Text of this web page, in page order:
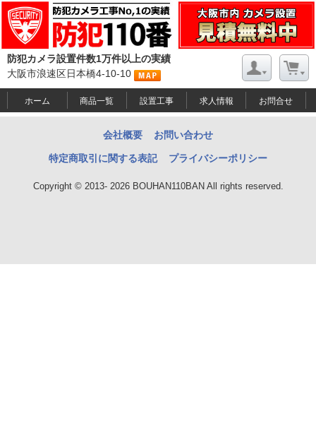
防犯カメラ設置件数1万件以上の実績
大阪市浪速区日本橋4-10-10
ホーム 商品一覧 設置工事 求人情報 お問合せ
会社概要 お問い合わせ
特定商取引に関する表記 プライバシーポリシー
Copyright © 2013- 2026 BOUHAN110BAN All rights reserved.